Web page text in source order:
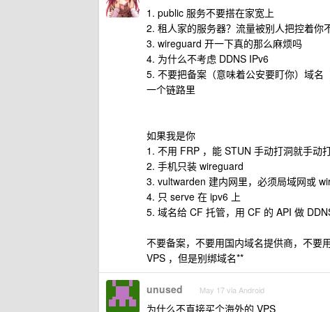
1. public 服务不要搭在家宽上
2. 租人家的服务器？流量被别人把控着你
3. wireguard 开一下真的那么麻烦吗
4. 为什么不考虑 DDNS IPv6
5. 不要把备案（意味着公安要盯你）域名
一个链路里
如果我是你
1. 不用 FRP ，能 STUN 手动打洞就手动
2. 手机只装 wireguard
3. vultwarden 建内网里，必须局域网或
4. 只 serve 在 ipv6 上
5. 域名给 CF 托管，用 CF 的 API 做
不要备案，不要用国内域名提供商，不要
VPS ，但是别绑域名**
unused May 17 via Android
为什么不直接买个海外的 VPS